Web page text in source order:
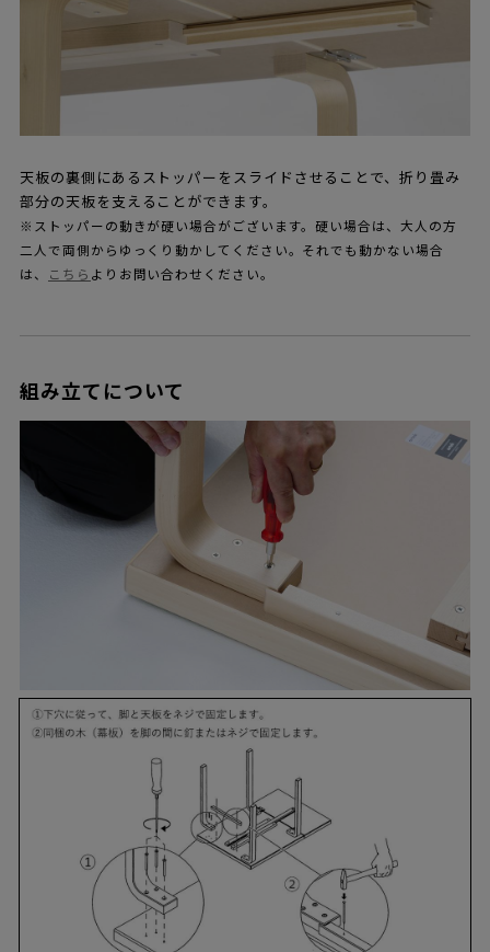
天板の裏側にあるストッパーをスライドさせることで、折り畳み
部分の天板を支えることができます。
※ストッパーの動きが硬い場合がございます。硬い場合は、大人の方
二人で両側からゆっくり動かしてください。それでも動かない場合
は、
こちら よりお問い合わせください。
組み立てについて